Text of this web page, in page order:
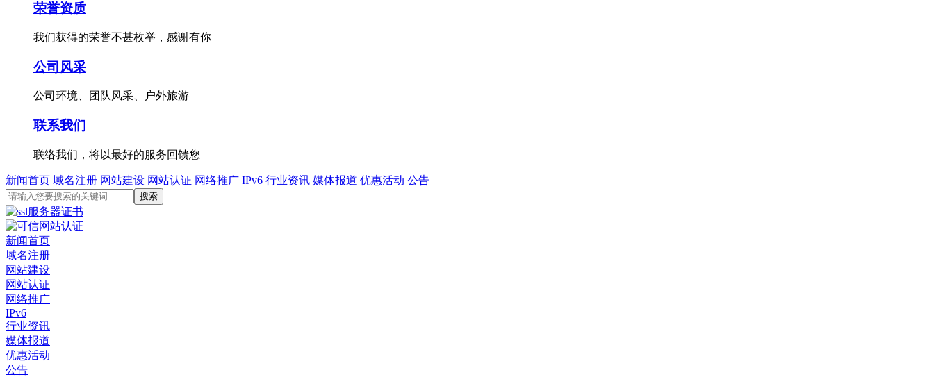
荣誉资质
我们获得的荣誉不甚枚举，感谢有你
公司风采
公司环境、团队风采、户外旅游
联系我们
联络我们，将以最好的服务回馈您
新闻首页 域名注册 网站建设 网站认证 网络推广 IPv6 行业资讯 媒体报道 优惠活动 公告
新闻首页
域名注册
网站建设
网站认证
网络推广
IPv6
行业资讯
媒体报道
优惠活动
公告